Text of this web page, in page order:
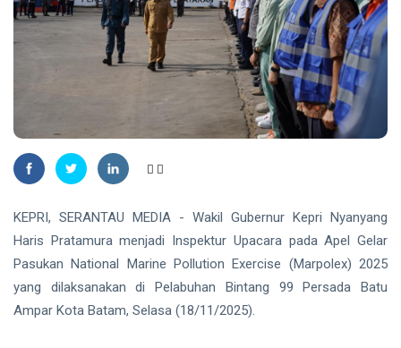
Dukungan
Gubernur
Usai Riau
ADLG
Awards
2026
07
Aug,
24
views
TANJUNGPINANG
Tanjungpinang
Ingatkan
Warga
Waspadai
Penipuan
Pungut
Retribusi
Sampah
07 Aug,
views
167 RTLH di
Natuna
dengan
Bantuan
Kementerian
PKP
07 Aug,
2026
34
views
RIAU
KEPRI, SERANTAU MEDIA - Wakil Gubernur Kepri Nyanyang
Haris Pratamura menjadi Inspektur Upacara pada Apel Gelar
Pasukan National Marine Pollution Exercise (Marpolex) 2025
yang dilaksanakan di Pelabuhan Bintang 99 Persada Batu
Ampar Kota Batam, Selasa (18/11/2025).